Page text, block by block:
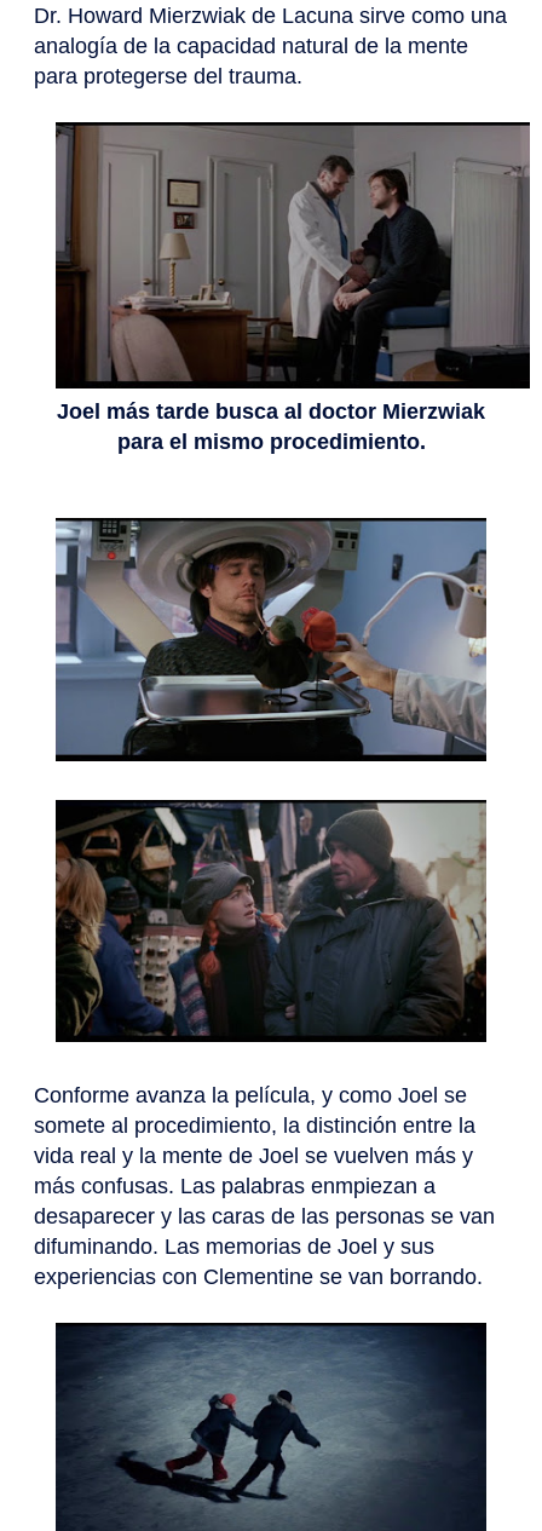
Dr. Howard Mierzwiak de Lacuna sirve como una
analogía de la capacidad natural de la mente
para protegerse del trauma.
Joel más tarde busca al doctor Mierzwiak
para el mismo procedimiento.
Conforme avanza la película, y como Joel se
somete al procedimiento, la distinción entre la
vida real y la mente de Joel se vuelven más y
más confusas. Las palabras enmpiezan a
desaparecer y las caras de las personas se van
difuminando. Las memorias de Joel y sus
experiencias con Clementine se van borrando.